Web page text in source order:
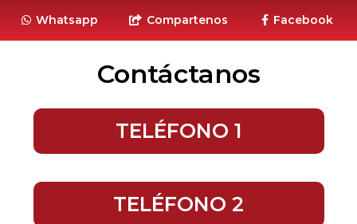
Whatsapp Compartenos Facebook
Contáctanos
TELÉFONO 1
TELÉFONO 2